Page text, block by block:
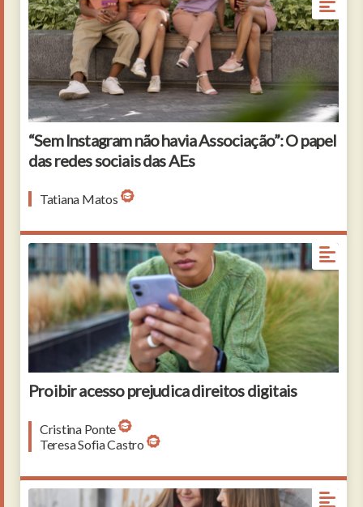
“Sem Instagram não havia Associação”: O papel
das redes sociais das AEs
Tatiana Matos
Proibir acesso prejudica direitos digitais
Cristina Ponte
Teresa Sofia Castro